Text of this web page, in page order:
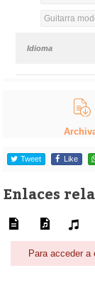
Guitarra
Idioma
Tweet Like
Enlaces
Para acceder